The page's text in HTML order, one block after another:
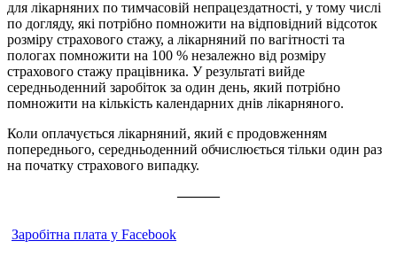
для лікарняних по тимчасовій непрацездатності, у тому числі
по догляду, які потрібно помножити на відповідний відсоток
розміру страхового стажу, а лікарняний по вагітності та
пологах помножити на 100 % незалежно від розміру
страхового стажу працівника. У результаті вийде
середньоденний заробіток за один день, який потрібно
помножити на кількість календарних днів лікарняного.
Коли оплачується лікарняний, який є продовженням
попереднього, середньоденний обчислюється тільки один раз
на початку страхового випадку.
———
Заробітна плата у Facebook